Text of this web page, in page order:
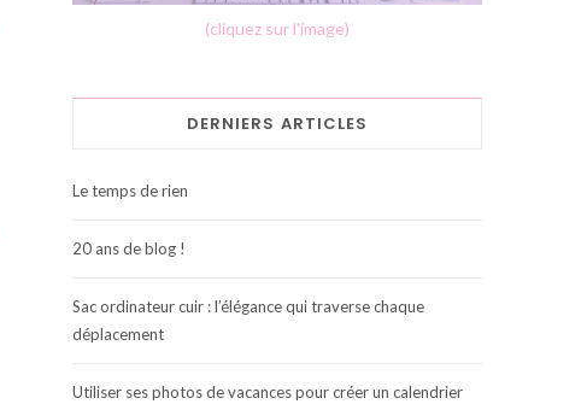
(cliquez sur l'image)
DERNIERS ARTICLES
Le temps de rien
20 ans de blog !
Sac ordinateur cuir : l’élégance qui traverse chaque
déplacement
Utiliser ses photos de vacances pour créer un calendrier